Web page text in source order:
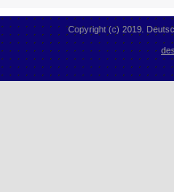
Copyright (c) 2019.